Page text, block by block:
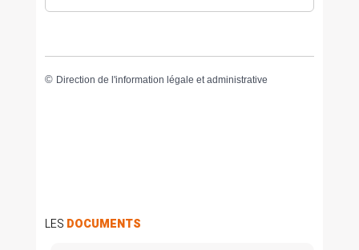
© Direction de l'information légale et administrative
LES DOCUMENTS